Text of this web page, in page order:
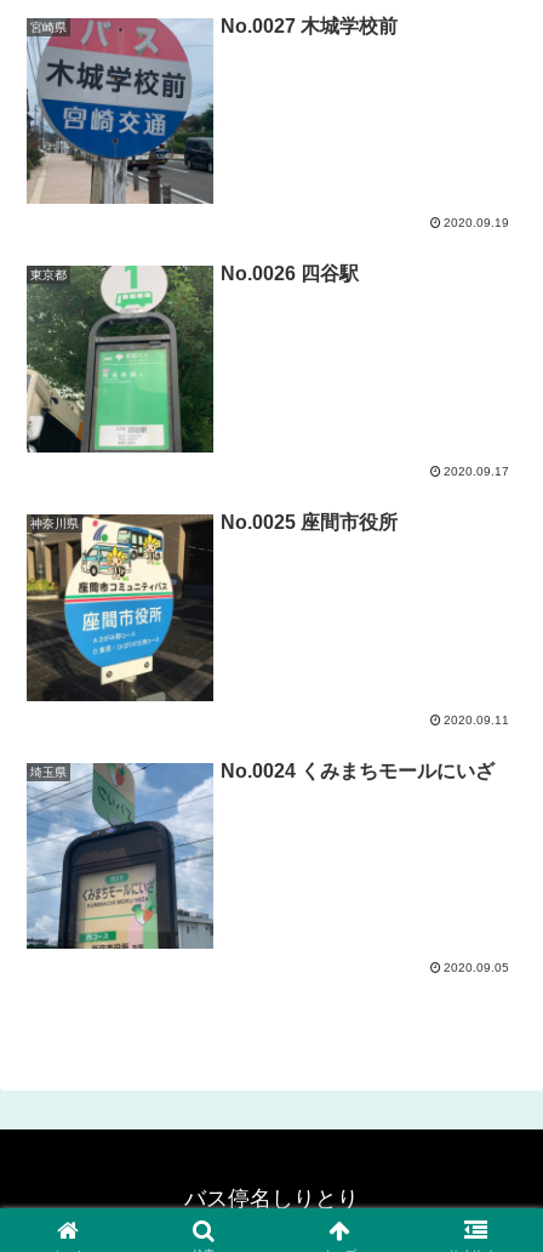
宮崎県 No.0027 木城学校前
2020.09.19
東京都 No.0026 四谷駅
2020.09.17
神奈川県 No.0025 座間市役所
2020.09.11
埼玉県 No.0024 くみまちモールにいざ
2020.09.05
バス停名しりとり
© 2020 バス停名しりとり.